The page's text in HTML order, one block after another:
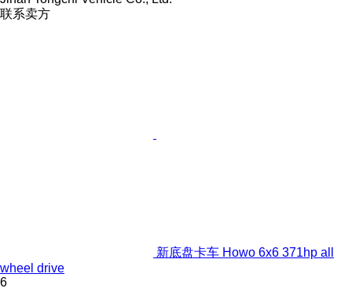
联系卖方
新底盘卡车 Howo 6x6 371hp all
wheel drive
6